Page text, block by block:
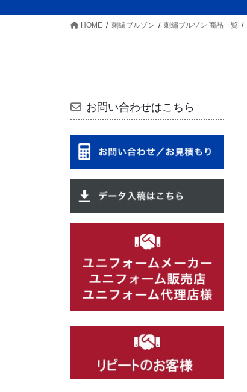
HOME 刺繍ブルゾン 刺繍ブルゾン 商品一覧
お問い合わせはこちら